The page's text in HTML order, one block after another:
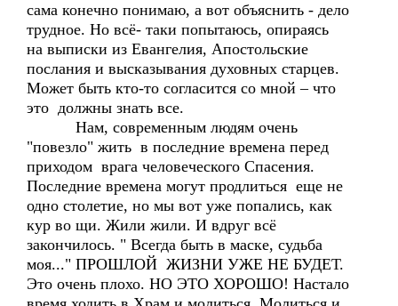
сама конечно понимаю, а вот объяснить - дело
трудное. Но всё- таки попытаюсь, опираясь
на выписки из Евангелия, Апостольские
послания и высказывания духовных старцев.
Может быть кто-то согласится со мной – что
это должны знать все.
Нам, современным людям очень
"повезло" жить в последние времена перед
приходом врага человеческого Спасения.
Последние времена могут продлиться еще не
одно столетие, но мы вот уже попались, как
кур во щи. Жили жили. И вдруг всё
закончилось. " Всегда быть в маске, судьба
моя..." ПРОШЛОЙ ЖИЗНИ УЖЕ НЕ БУДЕТ.
Это очень плохо. НО ЭТО ХОРОШО! Настало